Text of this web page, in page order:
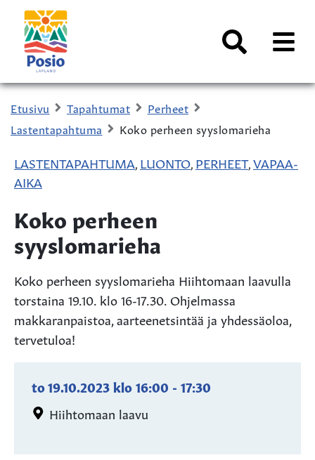
Siirry sisältöön
Kaupungin
logo
AVAA
Etusivu Tapahtumat
Perheet
Lastentapahtuma
Koko perheen syyslomarieha
LASTENTAPAHTUMA LUONTO PERHEET, VAPAA-
AIKA
Koko perheen
syyslomarieha
Koko perheen syyslomarieha Hiihtomaan laavulla
torstaina 19.10. klo 16-17.30. Ohjelmassa
makkaranpaistoa, aarteenetsintää ja yhdessäoloa,
tervetuloa!
to 19.10.2023klo16:00 - 17:30
Hiihtomaan laavu